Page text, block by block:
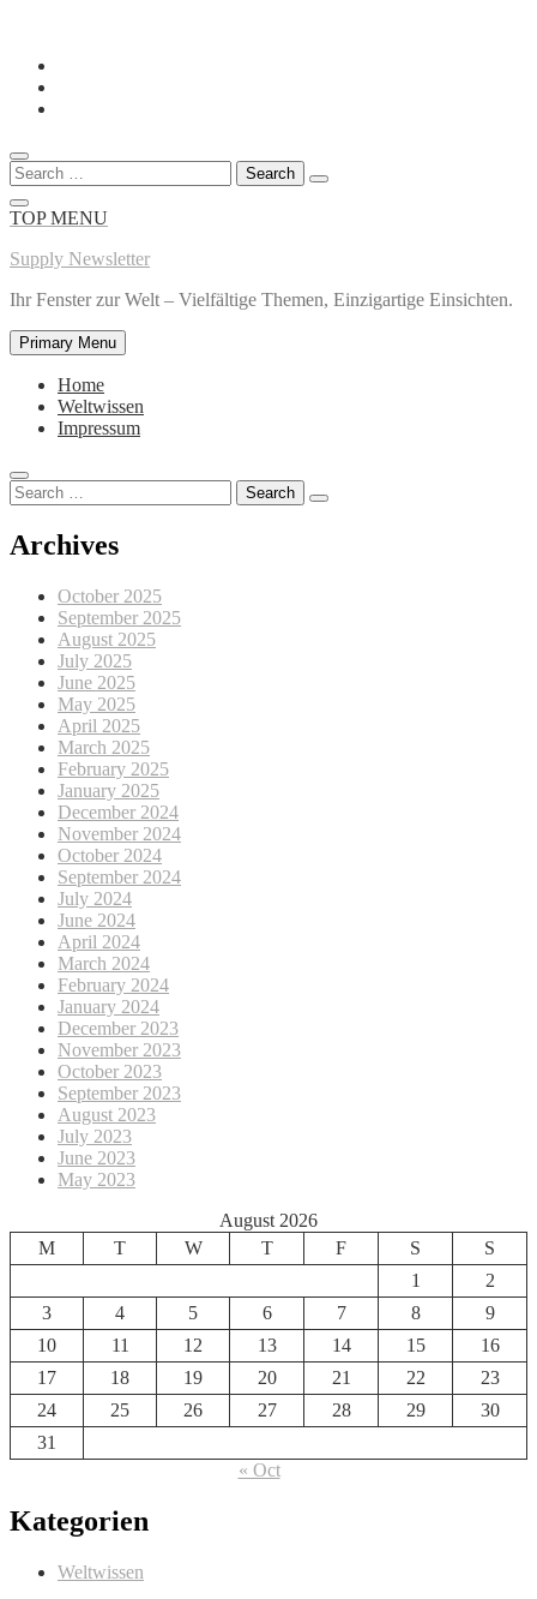
Skip
content
Search
for:
TOP MENU
Supply Newsletter
Ihr Fenster zur Welt – Vielfältige Themen, Einzigartige Einsichten.
Primary Menu
Home
Weltwissen
Impressum
Search
for:
Archives
October 2025
September 2025
August 2025
July 2025
June 2025
May 2025
April 2025
March 2025
February 2025
January 2025
December 2024
November 2024
October 2024
September 2024
July 2024
June 2024
April 2024
March 2024
February 2024
January 2024
December 2023
November 2023
October 2023
September 2023
August 2023
July 2023
June 2023
May 2023
August 2026
M
T W T F S
S
1
2
3
4 5 6 7 8
9
10
11 12 13 14 15
16
17
18 19 20 21 22
23
24
25 26 27 28 29
30
31
« Oct
Kategorien
Weltwissen